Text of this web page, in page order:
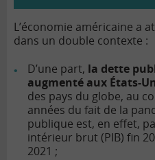
L’économie américaine a
dans un double contexte :
D’une part, la dette
augmenté aux États-
des pays du globe, au
années du fait de la
publique est, en effet,
intérieur brut (PIB) fin
2021 ;